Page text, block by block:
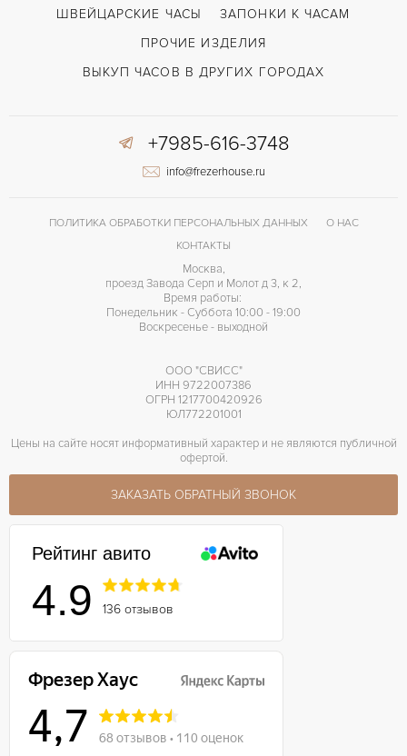
ШВЕЙЦАРСКИЕ ЧАСЫ
ЗАПОНКИ К ЧАСАМ
ПРОЧИЕ ИЗДЕЛИЯ
ВЫКУП ЧАСОВ В ДРУГИХ ГОРОДАХ
+7985-616-3748
info@frezerhouse.ru
ПОЛИТИКА ОБРАБОТКИ ПЕРСОНАЛЬНЫХ ДАННЫХ
О НАС
КОНТАКТЫ
Москва,
проезд Завода Серп и Молот д 3, к 2,
Время работы:
Понедельник - Суббота 10:00 - 19:00
Воскресенье - выходной
ООО "СВИСС"
ИНН 9722007386
ОГРН 1217700420926
ЮЛ772201001
Цены на сайте носят информативный характер и не являются публичной
офертой.
ЗАКАЗАТЬ ОБРАТНЫЙ ЗВОНОК
Рейтинг авито
4.9 136 отзывов